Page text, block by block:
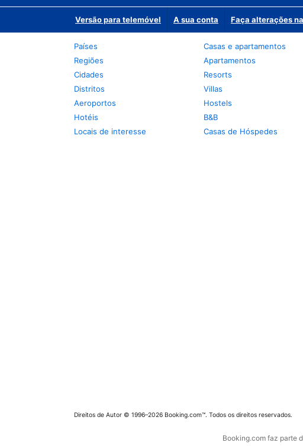
Versão para telemóvel A sua conta Faça alterações
Países
Regiões
Cidades
Distritos
Aeroportos
Hotéis
Locais de interesse
Casas e apartamentos
Apartamentos
Resorts
Villas
Hostels
B&B
Casas de Hóspedes
Direitos de Autor © 1996–2026 Booking.com™. Todos os direitos reservados.
Booking.com faz parte